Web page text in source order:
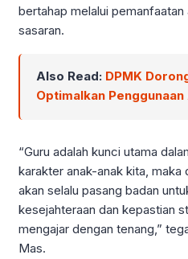
bertahap melalui
sasaran.
Also Read: DPMK
Optimalkan Penggunaan
“Guru adalah kunci utama
karakter anak-anak kita, maka
akan selalu pasang badan
kesejahteraan dan kepastian
mengajar dengan tenang,”
Mas.